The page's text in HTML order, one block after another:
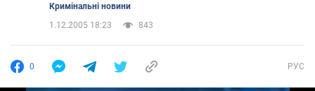
Кримінальні новини
1.12.2005 18:23
843
0 РУС